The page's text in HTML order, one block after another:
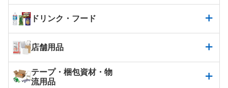
ドリンク・フード
店舗用品
テープ・梱包資材・物
流用品